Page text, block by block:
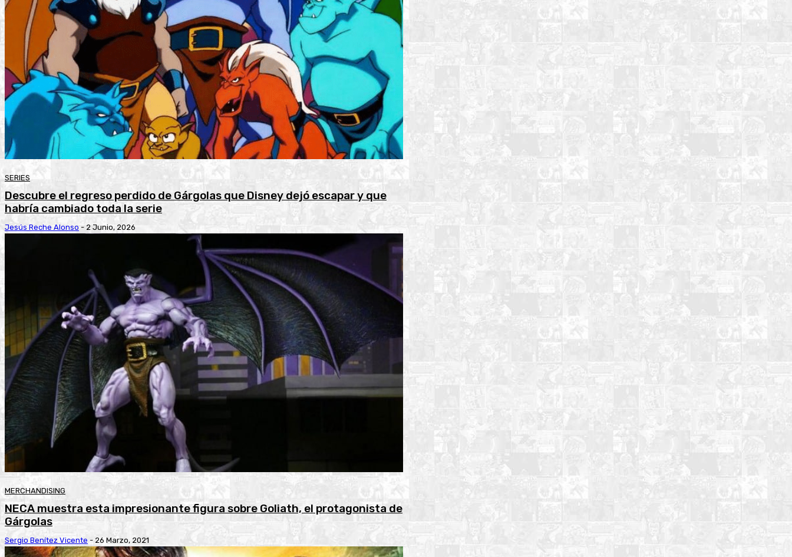
SERIES
Descubre el regreso perdido de Gárgolas que Disney dejó escapar y que
habría cambiado toda la serie
Jesús Reche Alonso - 2 Junio, 2026
MERCHANDISING
NECA muestra esta impresionante figura sobre Goliath, el protagonista de
Gárgolas
Sergio Benítez Vicente - 26 Marzo, 2021